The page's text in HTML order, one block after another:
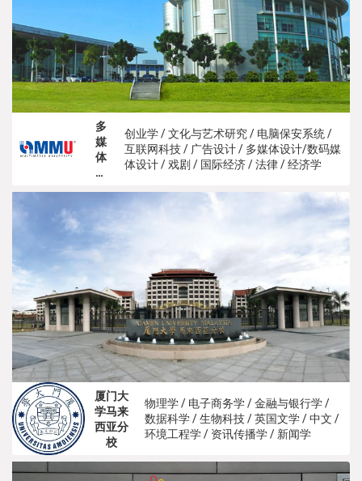
多
媒
体
大
创业学 / 文化与艺术研究 / 电脑保安系统 /
互联网科技 / 广告设计 / 多媒体设计/数码媒
体设计 / 戏剧 / 国际经济 / 法律 / 经济学
厦门大
学马来
西亚分
校
物理学 / 电子商务学 / 金融与银行学 /
数据科学 / 生物科技 / 英国文学 / 中文 /
环境工程学 / 资讯传播学 / 新闻学